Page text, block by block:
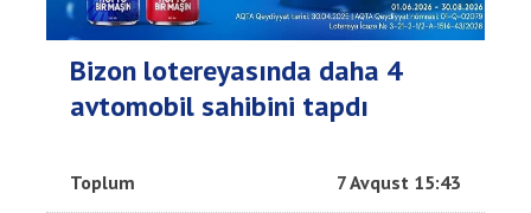
Bizon lotereyasında daha 4
avtomobil sahibini tapdı
Toplum 7 Avqust 15:43